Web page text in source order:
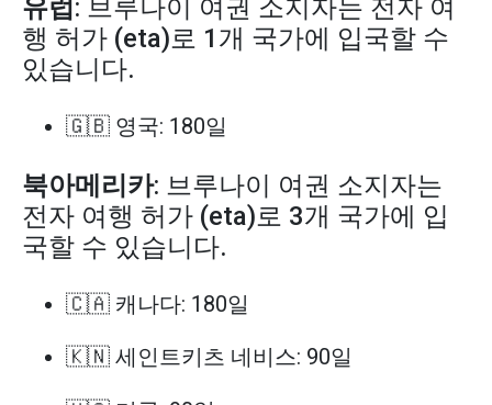
유럽 : 브루나이 여권 소지자는 전자 여
행 허가 (eta)로 1개 국가에 입국할 수
있습니다.
🇬🇧 영국: 180일
북아메리카: 브루나이 여권 소지자는
전자 여행 허가 (eta)로 3개 국가에 입
국할 수 있습니다.
🇨🇦 캐나다: 180일
🇰🇳 세인트키츠 네비스: 90일